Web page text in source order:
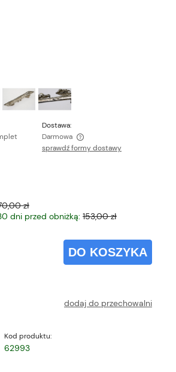
Dostawa:
Darmowa
ewentualnych kosztów płatności
sprawdź formy dostawy
zł
dni przed obniżką: 153,00 zł
DO KOSZYKA
dodaj do przechowalni
Kod produktu:
62993